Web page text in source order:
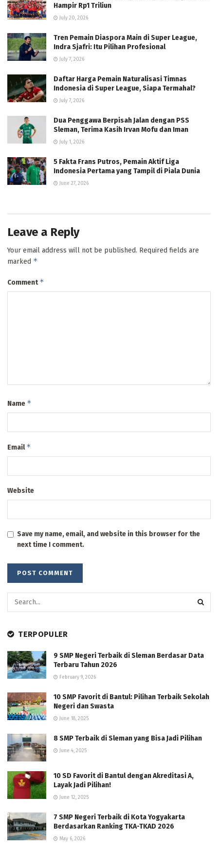
Hampir Rp1 Triliun
July 20, 2026
Tren Pemain Diaspora Main di Super League,
Indra Sjafri: Itu Pilihan Profesional
July 7, 2026
Daftar Harga Pemain Naturalisasi Timnas
Indonesia di Super League, Siapa Termahal?
July 7, 2026
Dua Penggawa Berpisah Jalan dengan PSS
Sleman, Terima Kasih Irvan Mofu dan Iman
July 1, 2026
5 Fakta Frans Putros, Pemain Aktif Liga
Indonesia Pertama yang Tampil di Piala Dunia
June 27, 2026
Leave a Reply
Your email address will not be published. Required fields are
marked *
Comment*
Name *
Email*
Website
Save my name, email, and website in this browser for the
next time I comment.
TERPOPULER
9 SMP Negeri Terbaik di Sleman Berdasar Data
Terbaru Tahun 2026
February 9, 2026
10 SMP Favorit di Bantul: Pilihan Terbaik Sekolah
Negeri dan Swasta
June 18, 2025
8 SMP Terbaik di Sleman yang Bisa Jadi Pilihan
June 4, 2025
10 SD Favorit di Bantul dengan Akreditasi A,
Layak Jadi Pilihan!
June 12, 2025
7 SMP Negeri Terbaik di Kota Yogyakarta
Berdasarkan Ranking TKA-TKAD 2026
May 6, 2026